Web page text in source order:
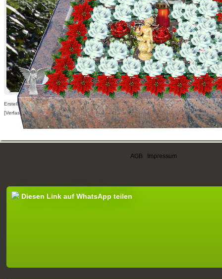
Erstellt am 21.03.2010,
[Verfasser nur für angemeldete Benutzer sichtbar]
AGB Impressum
Diesen Link auf WhatsApp teilen